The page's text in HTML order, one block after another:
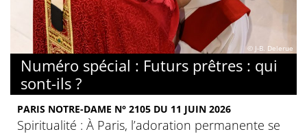
© J-B. Delerue
Numéro spécial : Futurs prêtres : qui
sont-ils ?
PARIS NOTRE-DAME N° 2105 DU 11 JUIN 2026
Spiritualité : À Paris, l’adoration permanente se